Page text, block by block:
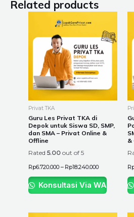
Related products
Privat TKA
Guru Les Privat TKA di
Depok untuk Siswa SD, SMP,
dan SMA – Privat Online &
Offline
Rated 5.00 out of 5
Rp6.720.000 – Rp18.240.000
through
Rp18.240.000
has
multiple
variants.
The
may
on
Konsultasi Via WA
&